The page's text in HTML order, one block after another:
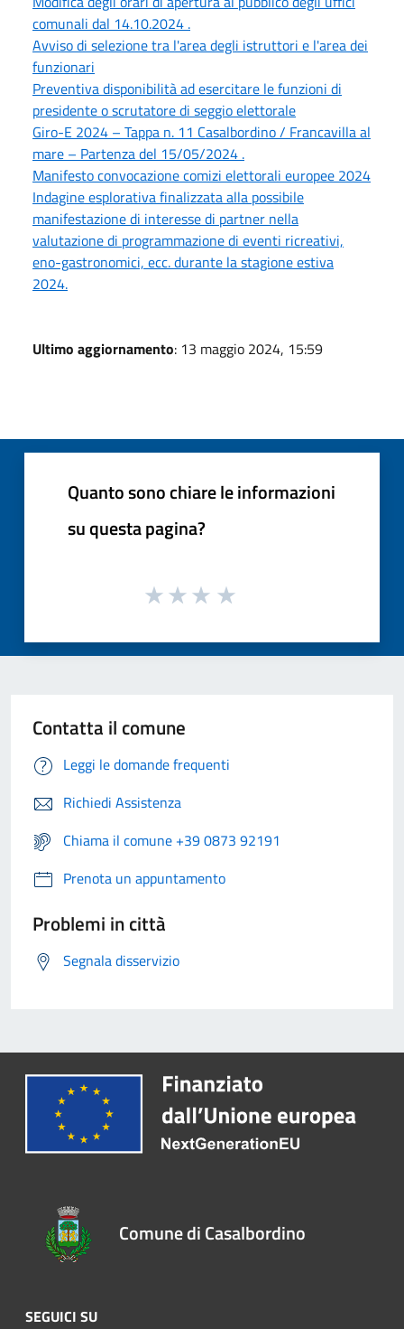
comunali dal 14.10.2024 .
Avviso di selezione tra l'area degli istruttori e l'area dei
funzionari
Preventiva disponibilità ad esercitare le funzioni di
presidente o scrutatore di seggio elettorale
Giro-E 2024 – Tappa n. 11 Casalbordino / Francavilla al
mare – Partenza del 15/05/2024 .
Manifesto convocazione comizi elettorali europee 2024
Indagine esplorativa finalizzata alla possibile
manifestazione di interesse di partner nella
valutazione di programmazione di eventi ricreativi,
eno-gastronomici, ecc. durante la stagione estiva
2024.
Ultimo aggiornamento: 13 maggio 2024, 15:59
Quanto sono chiare le informazioni
su questa pagina?
Contatta il comune
Leggi le domande frequenti
Richiedi Assistenza
Chiama il comune +39 0873 92191
Prenota un appuntamento
Problemi in città
Segnala disservizio
Comune di Casalbordino
SEGUICI SU